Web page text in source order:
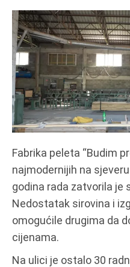
Fabrika peleta “Budim
najmodernijih na
godina rada zatvorila je
Nedostatak sirovina i
omogućile drugima da
cijenama.
Na ulici je ostalo 30